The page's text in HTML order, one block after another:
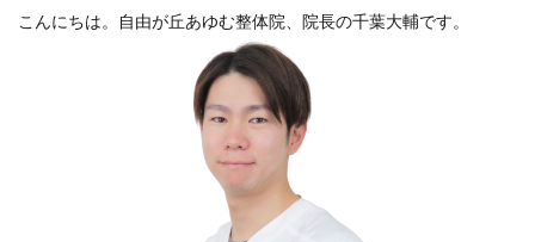
こんにちは。自由が丘あゆむ整体院、院長の千葉大輔です。